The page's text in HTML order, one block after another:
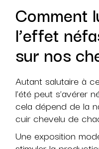
Comment
l’effet
sur nos
Autant salutaire à
l’été peut s’avérer
cela dépend de la
cuir chevelu de
Une exposition